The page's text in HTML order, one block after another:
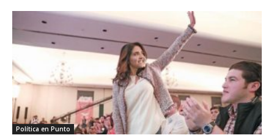
Política en Punto